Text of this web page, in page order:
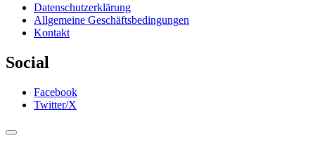
Datenschutzerklärung
Allgemeine Geschäftsbedingungen
Kontakt
Social
Facebook
Twitter/X